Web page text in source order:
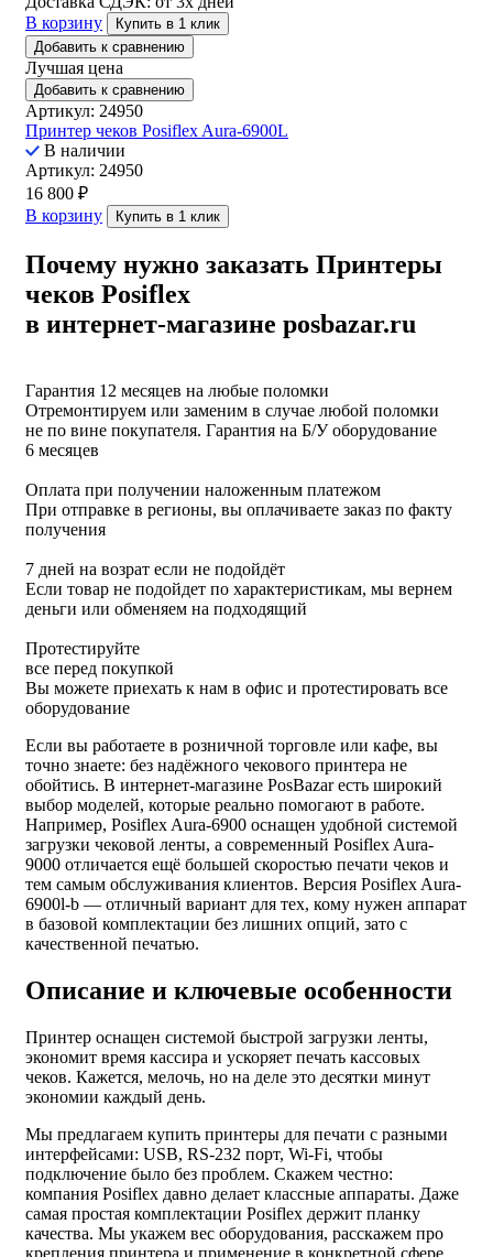
В корзину
Купить в 1 клик
Добавить к сравнению
Лучшая цена
Добавить к сравнению
Артикул: 24950
Принтер чеков Posiflex Aura-6900L
В наличии
Артикул: 24950
16 800 ₽
В корзину
Купить в 1 клик
Почему нужно заказать Принтеры
чеков Posiflex
в интернет-магазине posbazar.ru
Гарантия 12 месяцев на любые поломки
Отремонтируем или заменим в случае любой поломки
не по вине покупателя. Гарантия на Б/У оборудование
6 месяцев
Оплата при получении наложенным платежом
При отправке в регионы, вы оплачиваете заказ по факту
получения
7 дней на возрат если не подойдёт
Если товар не подойдет по характеристикам, мы вернем
деньги или обменяем на подходящий
Протестируйте
все перед покупкой
Вы можете приехать к нам в офис и протестировать все
оборудование
Если вы работаете в розничной торговле или кафе, вы
точно знаете: без надёжного чекового принтера не
обойтись. В интернет-магазине PosBazar есть широкий
выбор моделей, которые реально помогают в работе.
Например, Posiflex Aura-6900 оснащен удобной системой
загрузки чековой ленты, а современный Posiflex Aura-
9000 отличается ещё большей скоростью печати чеков и
тем самым обслуживания клиентов. Версия Posiflex Aura-
6900l-b — отличный вариант для тех, кому нужен аппарат
в базовой комплектации без лишних опций, зато с
качественной печатью.
Описание и ключевые особенности
Принтер оснащен системой быстрой загрузки ленты,
экономит время кассира и ускоряет печать кассовых
чеков. Кажется, мелочь, но на деле это десятки минут
экономии каждый день.
Мы предлагаем купить принтеры для печати с разными
интерфейсами: USB, RS-232 порт, Wi-Fi, чтобы
подключение было без проблем. Скажем честно:
компания Posiflex давно делает классные аппараты. Даже
самая простая комплектации Posiflex держит планку
качества. Мы укажем вес оборудования, расскажем про
крепления принтера и применение в конкретной сфере.